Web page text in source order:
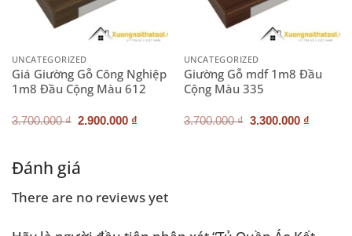
UNCATEGORIZED
Giá Giường Gỗ Công Nghiệp
1m8 Đầu Cộng Màu 612
3.700.000₫ Giá
2.900.000 ₫
UNCATEGORIZED
Giường Gỗ mdf 1m8 Đầu
Cộng Màu 335
3.700.000₫ Giá
3.300.000 ₫
₫.
Đánh giá
There are no reviews yet